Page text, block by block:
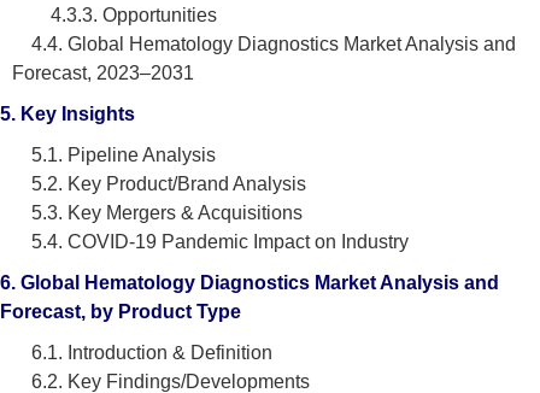
4.3.3. Opportunities
4.4. Global Hematology Diagnostics Market Analysis and
Forecast, 2023–2031
5. Key Insights
5.1. Pipeline Analysis
5.2. Key Product/Brand Analysis
5.3. Key Mergers & Acquisitions
5.4. COVID-19 Pandemic Impact on Industry
6. Global Hematology Diagnostics Market Analysis and
Forecast, by Product Type
6.1. Introduction & Definition
6.2. Key Findings/Developments